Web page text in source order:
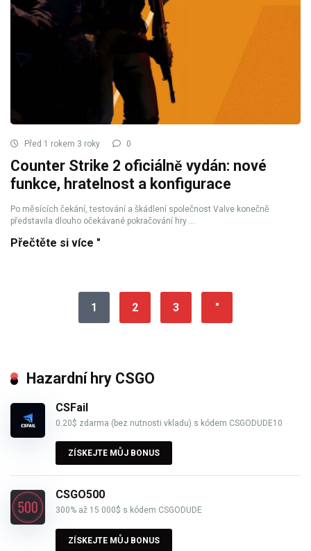
Před 1 rokem 3 roky 0
Counter Strike 2 oficiálně vydán: nové
funkce, hratelnost a konfigurace
Po měsících čekání, testování a škádlení společnost Valve konečně
představila dlouho očekávané pokračování hry ...
Přečtěte si více "
1 2 3 "
Hazardní hry CSGO
CSFail
0.20$ zdarma (bez nutnosti vkladu) s kódem CSGODUDE10
ZÍSKEJTE MŮJ BONUS
CSGO500
300% až 15 000$ s kódem CSGODUDE
ZÍSKEJTE MŮJ BONUS